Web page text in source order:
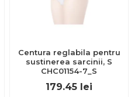
Centura reglabila pentru
sustinerea sarcinii, S
CHC01154-7_S
179.45 lei